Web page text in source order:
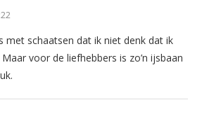
met schaatsen dat ik niet denk dat ik
voor de liefhebbers is zo’n ijsbaan